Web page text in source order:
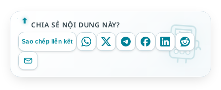
CHIA SẺ NỘI DUNG NÀY?
Sao chép liên kết